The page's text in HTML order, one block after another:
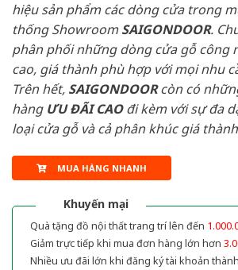
hiệu sản phẩm các dòng cửa trong
thống ShowroomSAIGONDOOR.
phân phối những dòng cửa gỗ công
cao, giá thành phù hợp với mọi nhu
Trên hết, SAIGONDOORcòn có
hàng ƯU ĐÃI CAOđi kèm với sự đa
loại cửa gỗ và cả phân khúc giá
MUA HÀNG NHANH
Khuyến mại
Quà tặng đồ nội thất trang trí lên đến
Giảm trực tiếp khi mua đơn hàng lớn hơn
Nhiều ưu đãi lớn khi đăng ký tài khoản